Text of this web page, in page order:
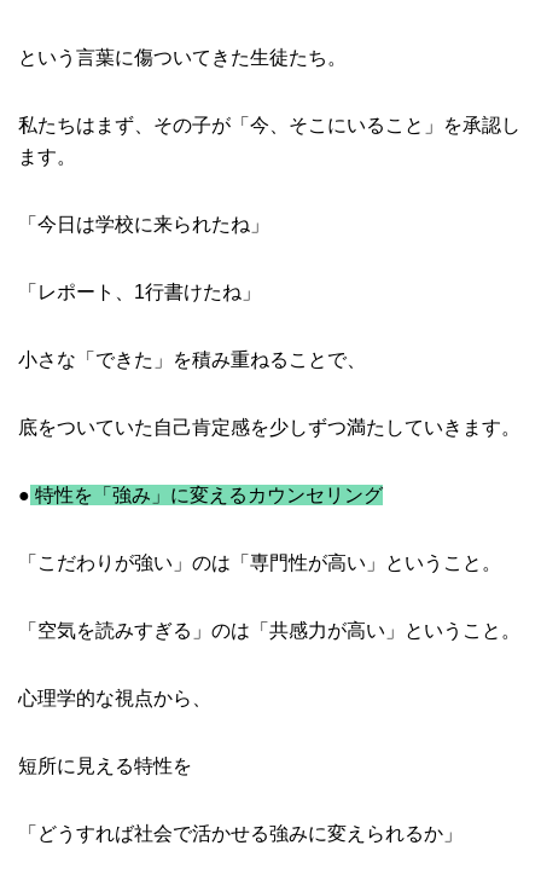
という言葉に傷ついてきた生徒たち。
私たちはまず、その子が「今、そこにいること」を承認し
ます。
「今日は学校に来られたね」
「レポート、1行書けたね」
小さな「できた」を積み重ねることで、
底をついていた自己肯定感を少しずつ満たしていきます。
● 特性を「強み」に変えるカウンセリング
「こだわりが強い」のは「専門性が高い」ということ。
「空気を読みすぎる」のは「共感力が高い」ということ。
心理学的な視点から、
短所に見える特性を
「どうすれば社会で活かせる強みに変えられるか」